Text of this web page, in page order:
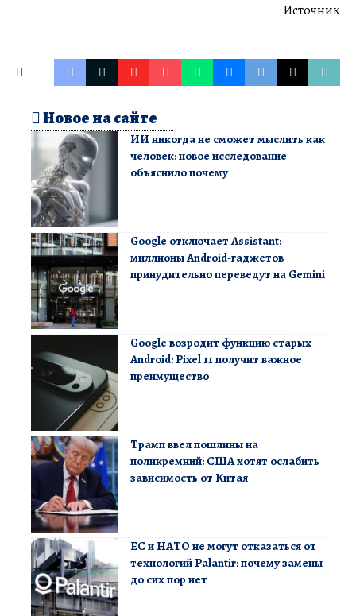
Источник
Новое на сайте
ИИ никогда не сможет мыслить как
человек: новое исследование
объяснило почему
Google отключает Assistant:
миллионы Android-гаджетов
принудительно переведут на Gemini
Google возродит функцию старых
Android: Pixel 11 получит важное
преимущество
Трамп ввел пошлины на
поликремний: США хотят ослабить
зависимость от Китая
ЕС и НАТО не могут отказаться от
технологий Palantir: почему замены
до сих пор нет